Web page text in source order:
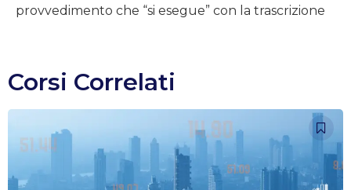
provvedimento che “si esegue” con la trascrizione
Corsi Correlati